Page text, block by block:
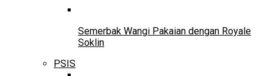
Semerbak Wangi Pakaian dengan Royale
Soklin
PSIS